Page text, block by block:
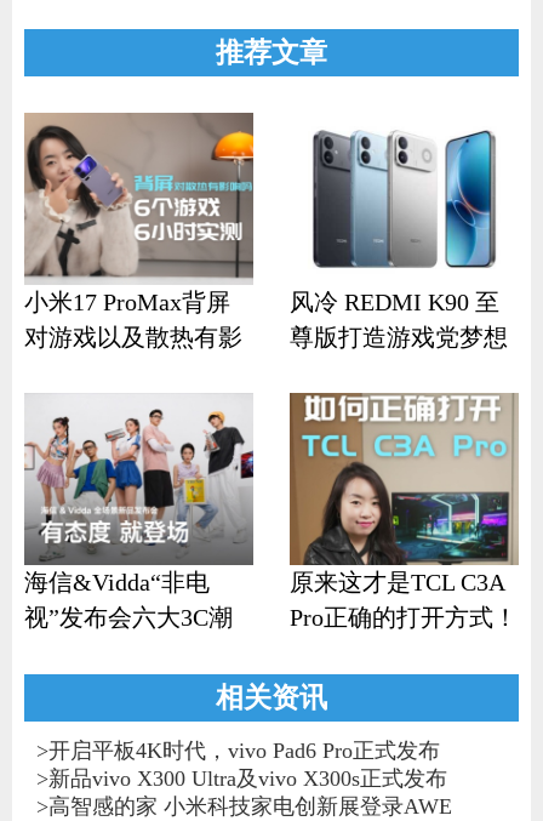
推荐文章
小米17 ProMax背屏
对游戏以及散热有影
风冷 REDMI K90 至
尊版打造游戏党梦想
海信&Vidda“非电
视”发布会六大3C潮
原来这才是TCL C3A
Pro正确的打开方式！
相关资讯
>开启平板4K时代，vivo Pad6 Pro正式发布
>新品vivo X300 Ultra及vivo X300s正式发布
>高智感的家 小米科技家电创新展登录AWE